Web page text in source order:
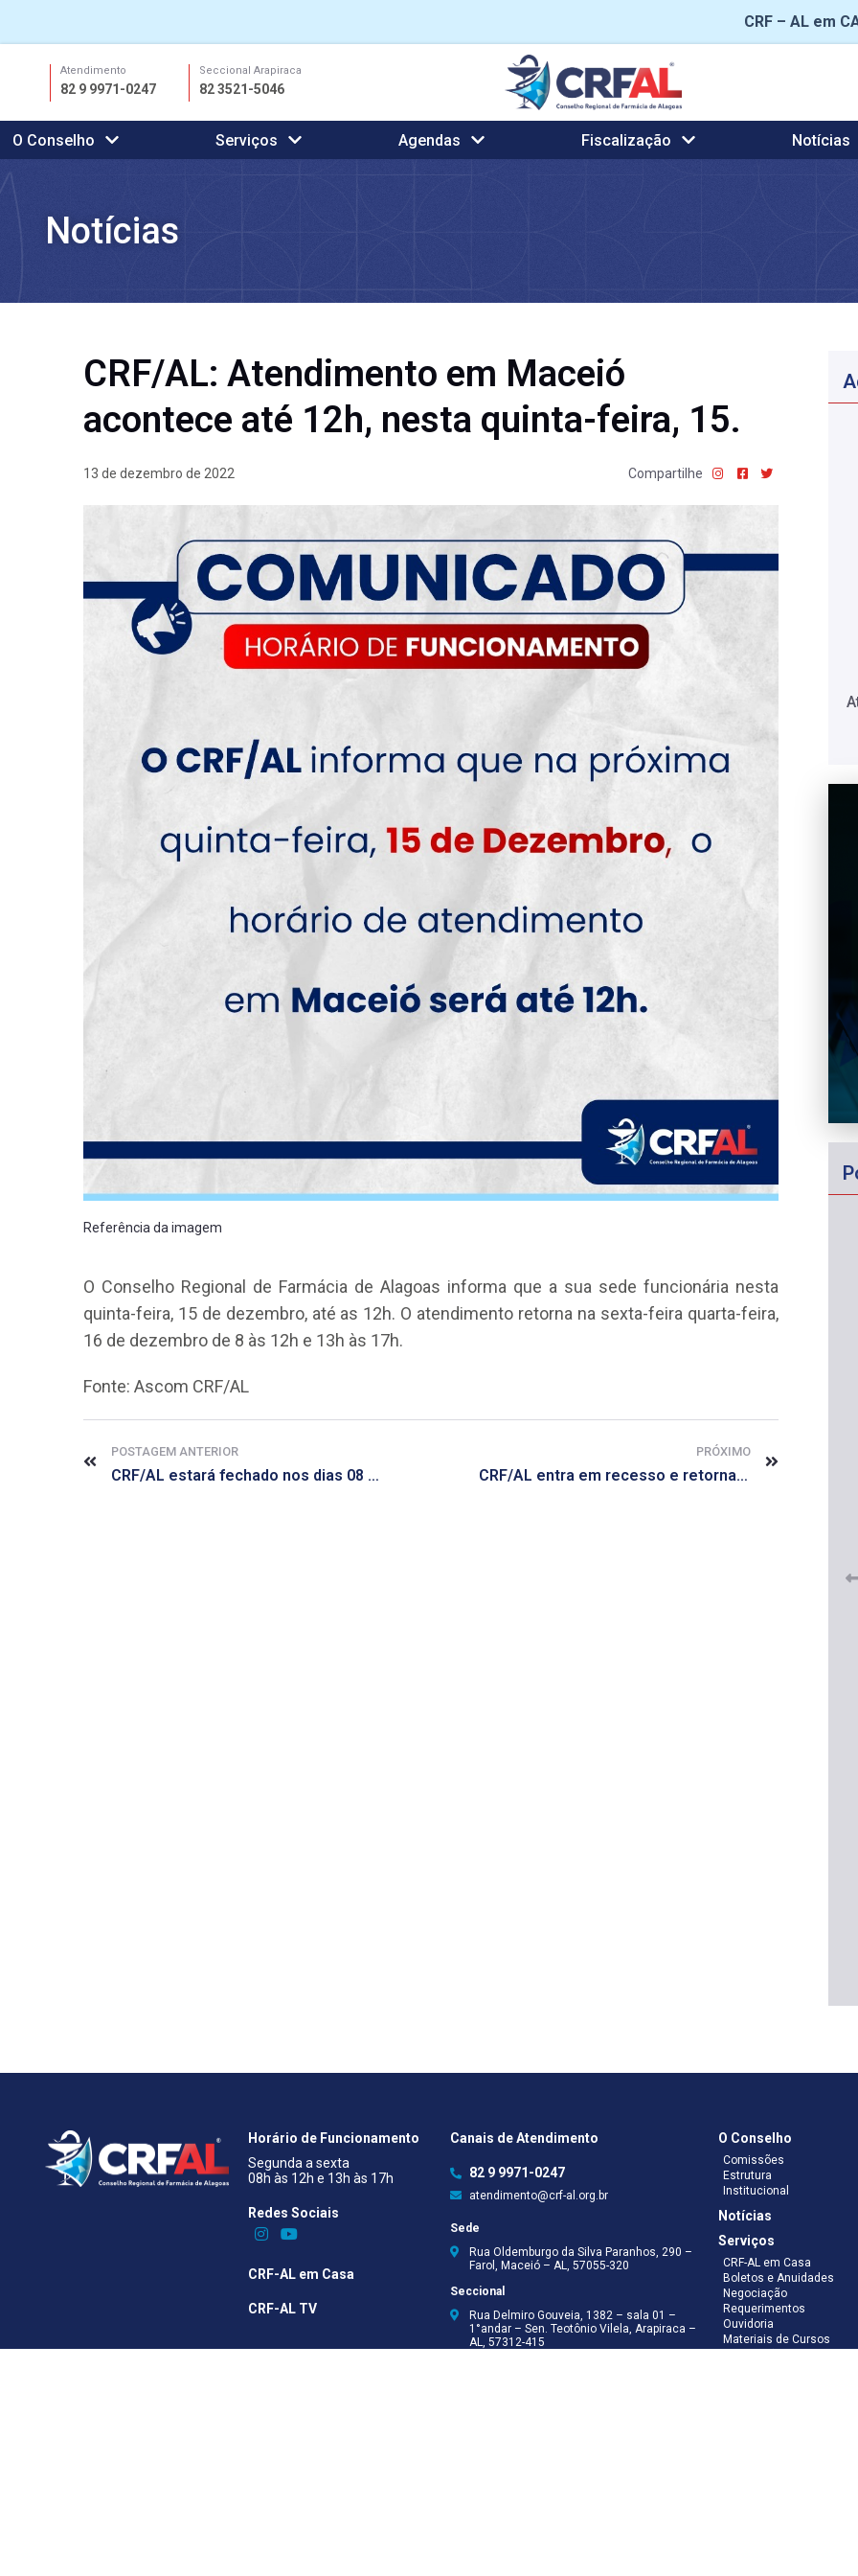
CRF – AL em
conteúdo
Atendimento
82 9 9971-0247
Seccional Arapiraca
82 3521-5046
O Conselho Serviços Agendas Fiscalização Notícias
Notícias
CRF/AL: Atendimento em Maceió
acontece até 12h, nesta quinta-feira, 15.
13 de dezembro de 2022 Compartilhe
Referência da imagem
O Conselho Regional de Farmácia de Alagoas informa que a sua sede funcionária nesta
quinta-feira, 15 de dezembro, até as 12h. O atendimento retorna na sexta-feira quarta-feira,
16 de dezembro de 8 às 12h e 13h às 17h.
Fonte: Ascom CRF/AL
POSTAGEM ANTERIOR
CRF/AL estará fechado nos dias 08 e 09 de dezembro
PRÓXIMO
CRF/AL entra em recesso e retorna atendimento em janeiro
CRF-AL reforça importância do
farmacêutico em nova resolução
CRF-AL renova parceria com
Horário de Funcionamento
Segunda a sexta
08h às 12h e 13h às 17h
Redes Sociais​
CRF-AL em Casa
CRF-AL TV
Canais de Atendimento
82 9 9971-0247
atendimento@crf-al.org.br
Sede
Rua Oldemburgo da Silva Paranhos, 290 –
Farol, Maceió – AL, 57055-320
Seccional
Rua Delmiro Gouveia, 1382 – sala 01 –
1°andar – Sen. Teotônio Vilela, Arapiraca –
AL, 57312-415
O Conselho
Comissões
Estrutura
Institucional
Notícias
Serviços
CRF-AL em Casa
Boletos e Anuidades
Negociação
Requerimentos
Ouvidoria
Materiais de Cursos